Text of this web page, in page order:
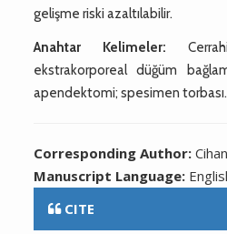
gelişme riski azaltılabilir.
Anahtar Kelimeler:
ekstrakorporeal düğüm
apendektomi; spesimen torbası.
Corresponding Author:
Manuscript Language:
CITE